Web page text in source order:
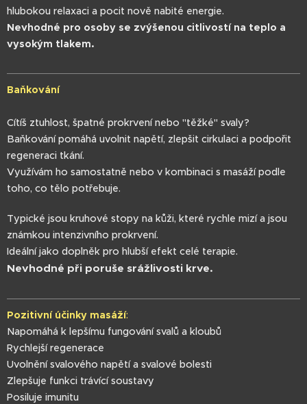
hlubokou relaxaci a pocit nově nabité energie.
Nevhodné pro osoby se zvýšenou citlivostí na teplo a
vysokým tlakem.
Baňkování
Cítíš ztuhlost, špatné prokrvení nebo "těžké" svaly?
Baňkování pomáhá uvolnit napětí, zlepšit cirkulaci a podpořit
regeneraci tkání.
Využívám ho samostatně nebo v kombinaci s masáží podle
toho, co tělo potřebuje.
Typické jsou kruhové stopy na kůži, které rychle mizí a jsou
známkou intenzivního prokrvení.
Ideální jako doplněk pro hlubší efekt celé terapie.
Nevhodné při poruše srážlivosti krve.
Pozitivní účinky masáží:
Napomáhá k lepšímu fungování svalů a kloubů
Rychlejší regenerace
Uvolnění svalového napětí a svalové bolesti
Zlepšuje funkci trávící soustavy
Posiluje imunitu